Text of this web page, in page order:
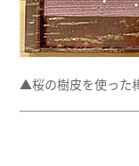
▲桜の樹皮を使った